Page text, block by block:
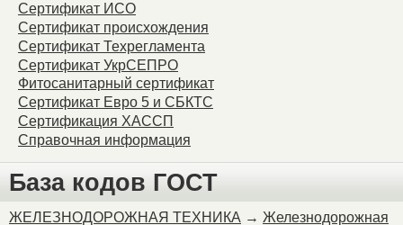
Сертификат ИСО
Сертификат происхождения
Сертификат Техрегламента
Сертификат УкрСЕПРО
Фитосанитарный сертификат
Сертификат Евро 5 и СБКТС
Сертификация ХАССП
Справочная информация
База кодов ГОСТ
ЖЕЛЕЗНОДОРОЖНАЯ ТЕХНИКА → Железнодорожная